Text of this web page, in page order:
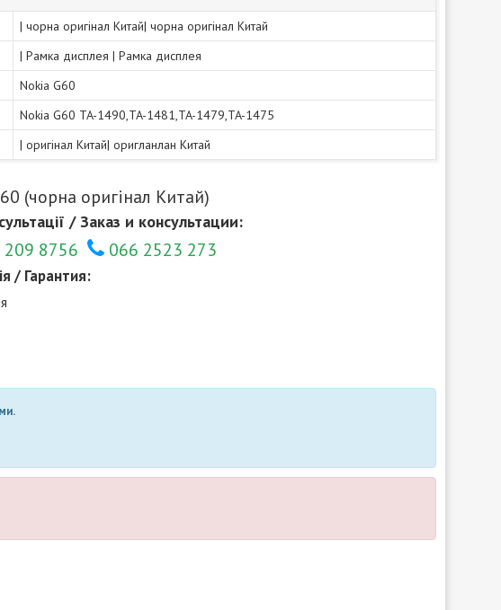
| чорна оригінал Китай| чорна оригінал Китай
| Рамка дисплея | Рамка дисплея
Nokia G60
Nokia G60 TA-1490,TA-1481,TA-1479,TA-1475
| оригінал Китай| оригланлан Китай
(чорна оригінал Китай)
/ Заказ и консультации:
209 8756 066 2523 273
/ Гарантия: